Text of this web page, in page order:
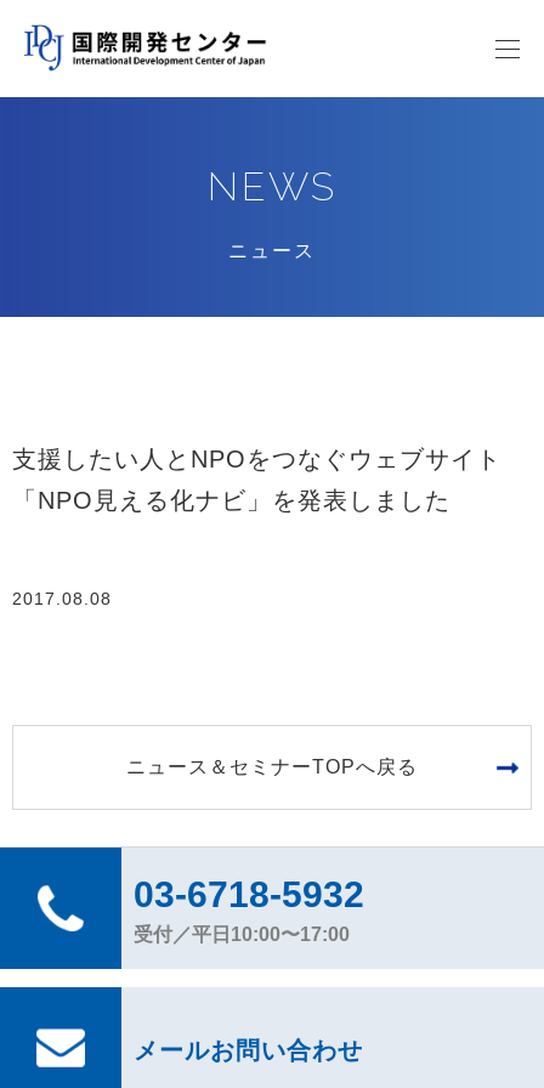
NEWS
ニュース
支援したい人とNPOをつなぐウェブサイト
「NPO見える化ナビ」を発表しました
2017.08.08
ニュース＆セミナーTOPへ戻る
03-6718-5932
受付／平日10:00〜17:00
メールお問い合わせ